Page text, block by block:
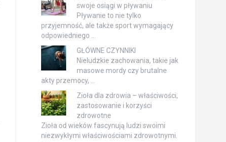
swoje osiągi w pływaniu
Pływanie to nie tylko
przyjemność, ale także sport wymagający
odpowiedniego …
GŁÓWNE CZYNNIKI
Nieludzkie zachowania, takie jak
masowe mordy czy brutalne
akty przemocy, …
Zioła dla zdrowia – właściwości,
zastosowanie i korzyści
zdrowotne
Zioła od wieków fascynują ludzi swoimi
niezwykłymi właściwościami zdrowotnymi.